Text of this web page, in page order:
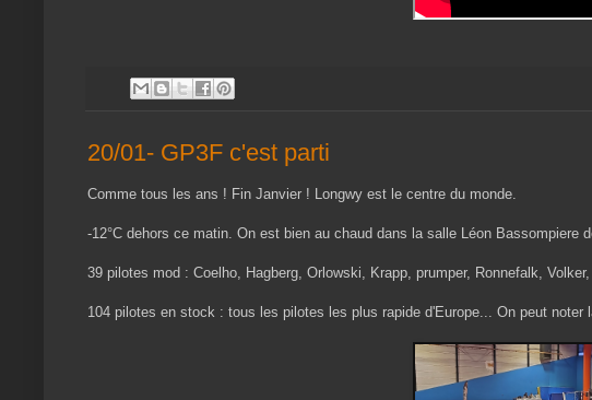
20/01- GP3F c'est parti
Comme tous les ans ! Fin Janvier ! Longwy est le centre du monde.
-12°C dehors ce matin. On est bien au chaud dans la salle Léon Bassompiere
39 pilotes mod : Coelho, Hagberg, Orlowski, Krapp, prumper, Ronnefalk,
104 pilotes en stock : tous les pilotes les plus rapide d'Europe... On peut noter